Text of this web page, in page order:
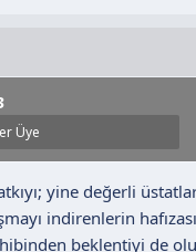
Üye
yine değerli
indirenlerin
beklentiyi de